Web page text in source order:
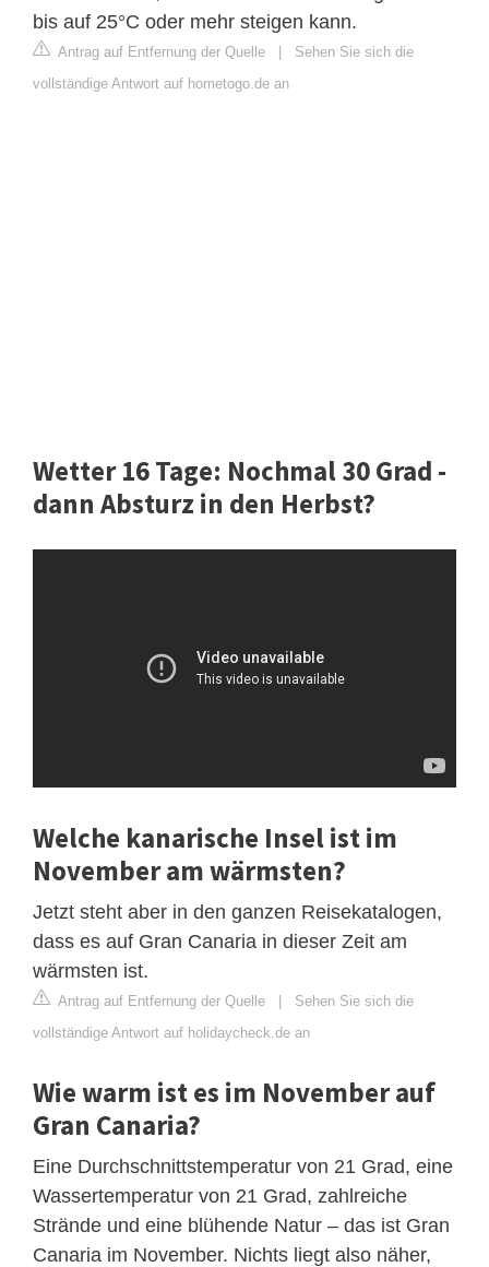
bis auf 25°C oder mehr steigen kann.
Antrag auf Entfernung der Quelle
Sehen Sie sich die
vollständige Antwort auf hometogo.de an
Wetter 16 Tage: Nochmal 30 Grad -
dann Absturz in den Herbst?
Welche kanarische Insel ist im
November am wärmsten?
Jetzt steht aber in den ganzen Reisekatalogen,
dass es auf Gran Canaria in dieser Zeit am
wärmsten ist.
Antrag auf Entfernung der Quelle | Sehen Sie sich die
vollständige Antwort auf holidaycheck.de an
Wie warm ist es im November auf
Gran Canaria?
Eine Durchschnittstemperatur von 21 Grad, eine
Wassertemperatur von 21 Grad, zahlreiche
Strände und eine blühende Natur – das ist Gran
Canaria im November. Nichts liegt also näher,